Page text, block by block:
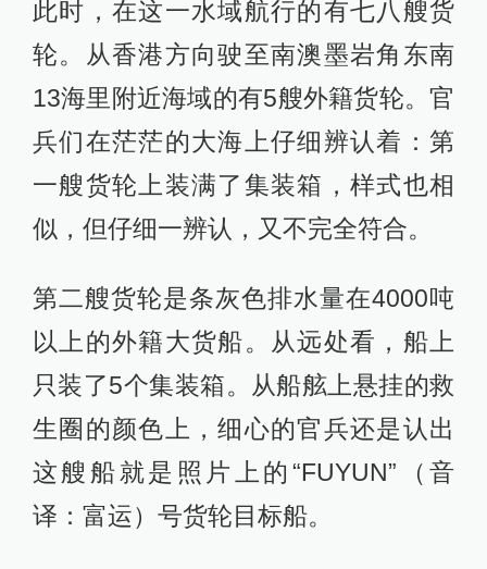
此时，在这一水域航行的有七八艘货
轮。从香港方向驶至南澳墨岩角东南
13海里附近海域的有5艘外籍货轮。官
兵们在茫茫的大海上仔细辨认着：第
一艘货轮上装满了集装箱，样式也相
似，但仔细一辨认，又不完全符合。
第二艘货轮是条灰色排水量在4000吨
以上的外籍大货船。从远处看，船上
只装了5个集装箱。从船舷上悬挂的救
生圈的颜色上，细心的官兵还是认出
这艘船就是照片上的“FUYUN”（音
译：富运）号货轮目标船。